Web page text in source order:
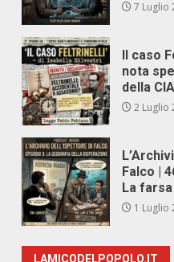
7 Luglio
Il caso
nota
della CIA
2 Luglio
Falco |
La
1 Luglio
LAMICODELPOPOLO.IT